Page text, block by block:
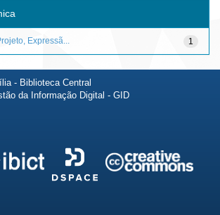
1
Expressã...
- Biblioteca Central
da Informação Digital - GID